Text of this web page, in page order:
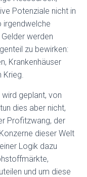
Potenziale nicht in
irgendwelche
werden
zu bewirken:
Krankenhäuser
Krieg.
geplant, von
dies aber nicht,
Profitzwang, der
dieser Welt
Logik dazu
und um diese